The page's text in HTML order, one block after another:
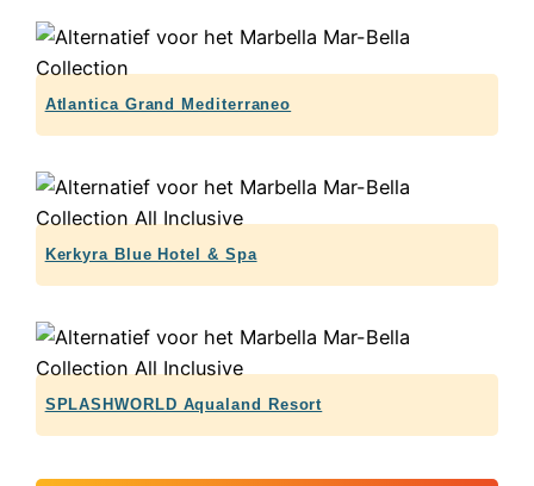
Atlantica Grand Mediterraneo
Kerkyra Blue Hotel & Spa
SPLASHWORLD Aqualand Resort